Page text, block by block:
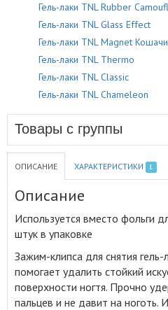
Гель-лаки TNL Rubber
Гель-лаки TNL Glass Effect
Гель-лаки TNL Magnet
Гель-лаки TNL Thermo
Гель-лаки TNL Classic
Гель-лаки TNL Chameleon
Товары с группы
ОПИСАНИЕ ХАРАКТЕРИСТИКИ 1
Описание
Используется вместо фольги
штук в упаковке
Зажим-клипса для снятия
помогает удалить стойкий
поверхности ногтя. Прочно
пальцев и не давит на ноготь.